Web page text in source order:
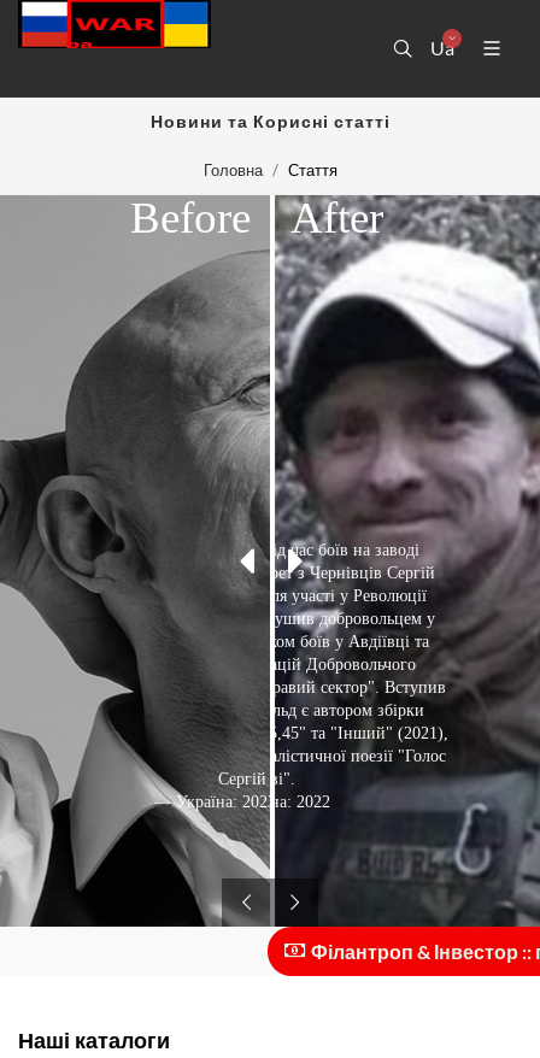
Ua
Новини та Корисні статті
Головна Стаття
9 травня 2022 року під час боїв на заводі
"Азовсталь" загинув поет з Чернівців Сергій
Скальд. 2014 року після участі у Революції
гідності Сергій він вирушив добровольцем у
зону АТО.Був учасником боїв у Авдіївці та
розвідницьких операцій Добровольчого
українського корпусу "Правий сектор". Вступив
до полку "Азов". Скальд є автором збірки
"Навиліт. Рими калібру 5,45" та "Інший" (2021),
співавтор збірки націоналістичної поезії "Голос
крові".
— Україна: 2022
After
Сергій Скальд
— Україна: 2023(опубліковано)
Before
Філантроп & Інвестор ::
Наші каталоги